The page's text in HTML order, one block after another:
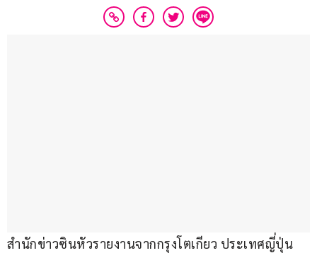
สำนักข่าวซินหัวรายงานจากกรุงโตเกียว ประเทศญี่ปุ่น